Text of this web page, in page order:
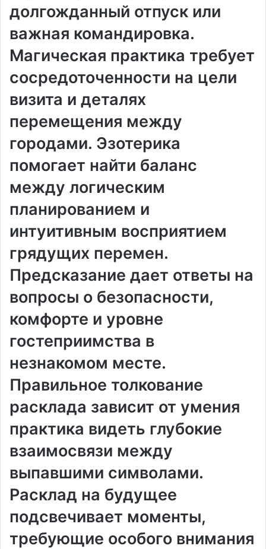
долгожданный отпуск или
важная командировка.
Магическая практика требует
сосредоточенности на цели
визита и деталях
перемещения между
городами. Эзотерика
помогает найти баланс
между логическим
планированием и
интуитивным восприятием
грядущих перемен.
Предсказание дает ответы на
вопросы о безопасности,
комфорте и уровне
гостеприимства в
незнакомом месте.
Правильное толкование
расклада зависит от умения
практика видеть глубокие
взаимосвязи между
выпавшими символами.
Расклад на будущее
подсвечивает моменты,
требующие особого внимания